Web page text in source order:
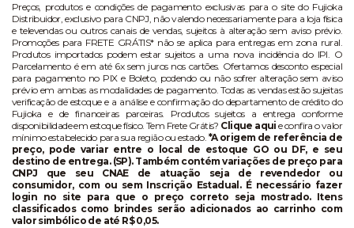
Preços, produtos e condições de pagamento exclusivas para o site do Fujioka
Distribuidor, exclusivo para CNPJ, não valendo necessariamente para a loja física
e televendas ou outros canais de vendas, sujeitos à alteração sem aviso prévio.
Promoções para FRETE GRÁTIS* não se aplica para entregas em zona rural.
Produtos importados podem estar sujeitos a uma nova incidência do IPI. O
Parcelamento é em até 6x sem juros nos cartões. Ofertamos desconto especial
para pagamento no PIX e Boleto, podendo ou não sofrer alteração sem aviso
prévio em ambas as modalidades de pagamento. Todas as vendas estão sujeitas
verificação de estoque e a análise e confirmação do departamento de crédito do
Fujioka e de financeiras parceiras. Produtos sujeitos a entrega conforme
disponibilidade em estoque físico. Tem Frete Grátis? Clique aqui e confira o valor
mínimo estabelecido para sua região ou estado. *A origem de referência de
preço, pode variar entre o local de estoque GO ou DF, e seu
destino de entrega. (SP). Também contém variações de preço para
CNPJ que seu CNAE de atuação seja de revendedor ou
consumidor, com ou sem Inscrição Estadual. É necessário fazer
login no site para que o preço correto seja mostrado. Itens
classificados como brindes serão adicionados ao carrinho com
valor simbólico de até R$ 0,05.